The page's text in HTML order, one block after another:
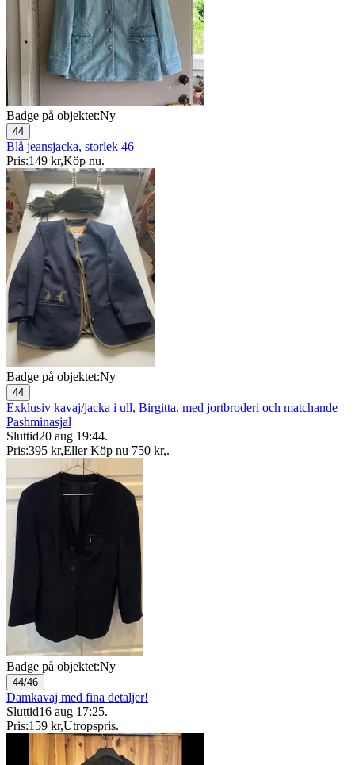
Badge på objektet:Ny
44
Blå jeansjacka, storlek 46
Pris:149 kr,Köp nu.
Badge på objektet:Ny
44
Exklusiv kavaj/jacka i ull, Birgitta. med jortbroderi och matchande
Pashminasjal
Sluttid20 aug 19:44.
Pris:395 kr,Eller Köp nu 750 kr,.
Badge på objektet:Ny
44/46
Damkavaj med fina detaljer!
Sluttid16 aug 17:25.
Pris:159 kr,Utropspris.